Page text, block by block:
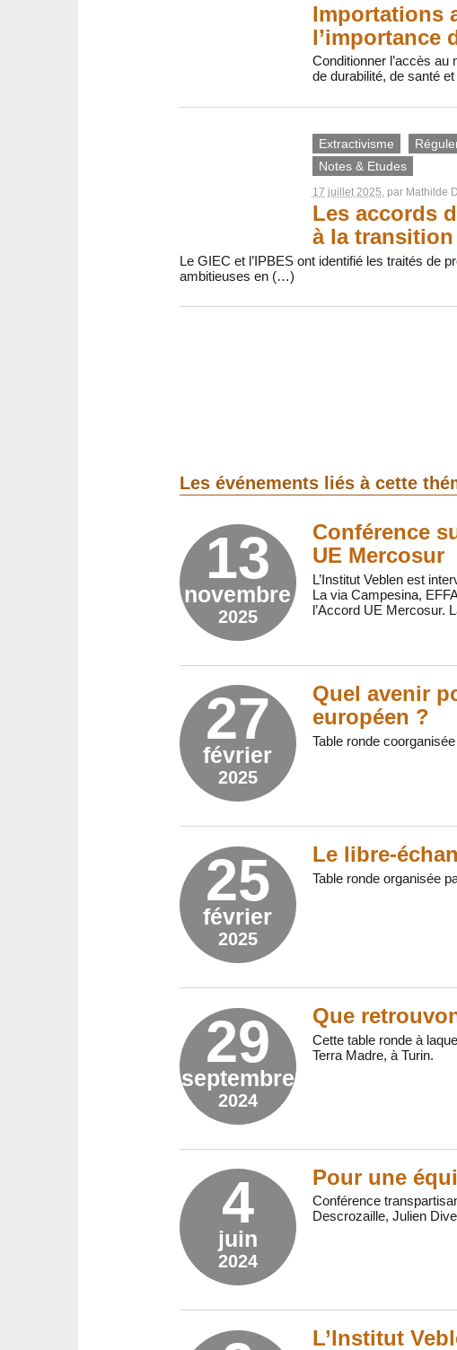
Importations
l’importance
Conditionner l’accès
de durabilité, de santé
Extractivisme
Notes & Etudes
17 juillet 2025, par Mathilde
Les accords
à la
Le GIEC et l’IPBES ont identifié les traités de
ambitieuses en (…)
Les événements liés à cette
13
novembre
2025
Conférence
UE Mercosur
L’Institut Veblen est
La via Campesina,
l’Accord UE Mercosur.
27
février
2025
Quel avenir
européen ?
Table ronde
25
février
2025
Le libre-
Table ronde organisée
29
septembre
2024
Que
Cette table ronde à
Terra Madre, à Turin.
4
juin
2024
Pour une
Conférence
Descrozaille, Julien
L’Institut